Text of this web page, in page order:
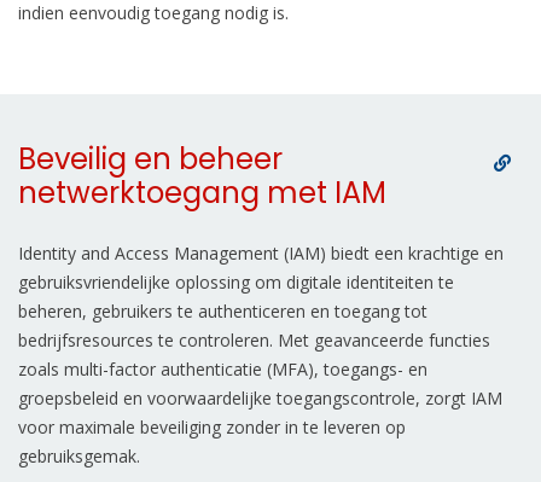
indien eenvoudig toegang nodig is.
Beveilig en beheer
netwerktoegang met IAM
Identity and Access Management (IAM) biedt een krachtige en
gebruiksvriendelijke oplossing om digitale identiteiten te
beheren, gebruikers te authenticeren en toegang tot
bedrijfsresources te controleren. Met geavanceerde functies
zoals multi-factor authenticatie (MFA), toegangs- en
groepsbeleid en voorwaardelijke toegangscontrole, zorgt IAM
voor maximale beveiliging zonder in te leveren op
gebruiksgemak.